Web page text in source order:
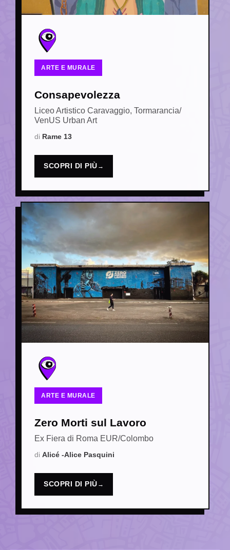
ARTE E MURALE
Consapevolezza
Liceo Artistico Caravaggio, Tormarancia/
VenUS Urban Art
Rame 13
SCOPRI DI PIÙ →
ARTE E MURALE
Zero Morti sul Lavoro
Ex Fiera di Roma EUR/Colombo
Alicé -Alice Pasquini
SCOPRI DI PIÙ →